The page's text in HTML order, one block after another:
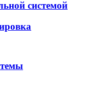
системой